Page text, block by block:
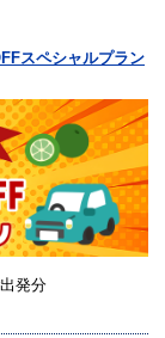
スペシャルプラン
発分